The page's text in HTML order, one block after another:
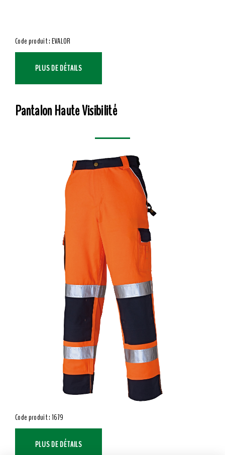
Code produit : EVALOR
PLUS DE DÉTAILS
Pantalon Haute Visibilité
Code produit : 1679
PLUS DE DÉTAILS